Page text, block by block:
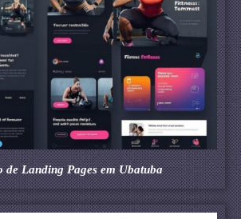
de Landing Pages em Ubatuba